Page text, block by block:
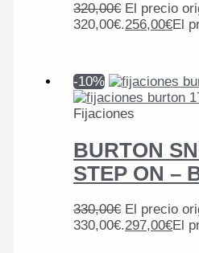
320,00€ El precio
320,00€.256,00€El
-10%
Fijaciones
BURTON
STEP ON –
330,00€ El precio
330,00€.297,00€El